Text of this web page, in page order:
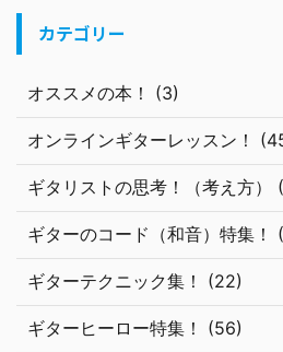
カテゴリー
オススメの本！ (3)
オンラインギターレッスン！
ギタリストの思考！（考え方）
ギターのコード（和音）特集！
ギターテクニック集！ (22)
ギターヒーロー特集！ (56)